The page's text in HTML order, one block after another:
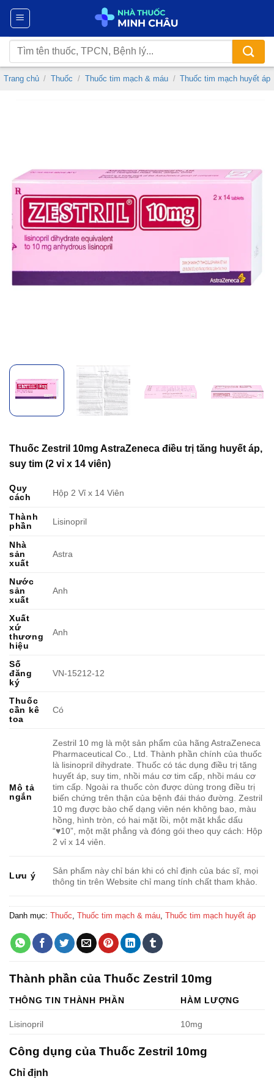
Chuyển
nội
dung
Tìm
kiếm:
Trang chủ / Thuốc / Thuốc tim mạch & máu / Thuốc tim mạch huyết áp
Thuốc Zestril 10mg AstraZeneca điều trị tăng huyết áp,
suy tim (2 vỉ x 14 viên)
Quy
cách
Hộp 2 Vỉ x 14 Viên
Thành
phần
Lisinopril
Nhà
sản
xuất
Astra
Nước
sản
xuất
Anh
Xuất
xứ
thương
hiệu
Anh
Số
đăng
ký
VN-15212-12
Thuốc
cần kê
toa
Có
Mô tả
ngắn
Zestril 10 mg là một sản phẩm của hãng AstraZeneca
Pharmaceutical Co., Ltd. Thành phần chính của thuốc
là lisinopril dihydrate. Thuốc có tác dụng điều trị tăng
huyết áp, suy tim, nhồi máu cơ tim cấp, nhồi máu cơ
tim cấp. Ngoài ra thuốc còn được dùng trong điều trị
biến chứng trên thận của bệnh đái tháo đường. Zestril
10 mg được bào chế dạng viên nén không bao, màu
hồng, hình tròn, có hai mặt lồi, một mặt khắc dấu
“♥10”, một mặt phẳng và đóng gói theo quy cách: Hộp
2 vỉ x 14 viên.
Lưu ý
Sản phẩm này chỉ bán khi có chỉ định của bác sĩ, mọi
thông tin trên Website chỉ mang tính chất tham khảo.
Danh mục: Thuốc Thuốc tim mạch & máu Thuốc tim mạch huyết áp
Thành phần của Thuốc Zestril 10mg
THÔNG TIN THÀNH PHẦN HÀM LƯỢNG
Lisinopril 10mg
Công dụng của Thuốc Zestril 10mg
Chỉ định